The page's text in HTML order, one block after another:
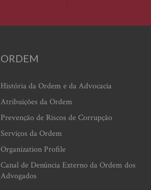
ORDEM
História da Ordem e da Advocacia
Atribuições da Ordem
Prevenção de Riscos de Corrupção
Serviços da Ordem
Organization Profile
Canal de Denúncia Externo da Ordem dos
Advogados